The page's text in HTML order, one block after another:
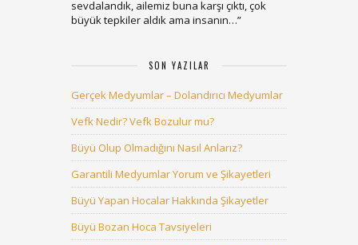
sevdalandık, ailemiz buna karşı çıktı, çok
büyük tepkiler aldık ama insanın…”
SON YAZILAR
Gerçek Medyumlar – Dolandırıcı Medyumlar
Vefk Nedir? Vefk Bozulur mu?
Büyü Olup Olmadığını Nasıl Anlarız?
Garantili Medyumlar Yorum ve Şikayetleri
Büyü Yapan Hocalar Hakkında Şikayetler
Büyü Bozan Hoca Tavsiyeleri